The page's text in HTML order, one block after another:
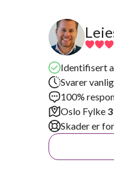
Identifisert
Svarer
100%
Oslo Fylke
Skader er